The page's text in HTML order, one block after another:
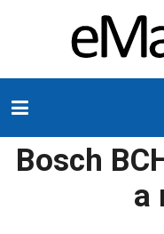
Bosch
a